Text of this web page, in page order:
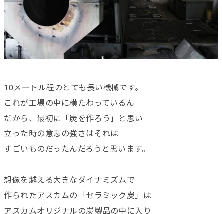
10メートル程のとても長い機械です。
これが工場の中に横たわっているん
だから、最初に「炭を作ろう」と思い
立った時の意志の強さはそれは
すごいものだったんだろうと思います。
想像を越える大きなダイナミズムで
作られたアスカムの「セラミック炭」は
アスカムオリジナルの炭製品の中に入り